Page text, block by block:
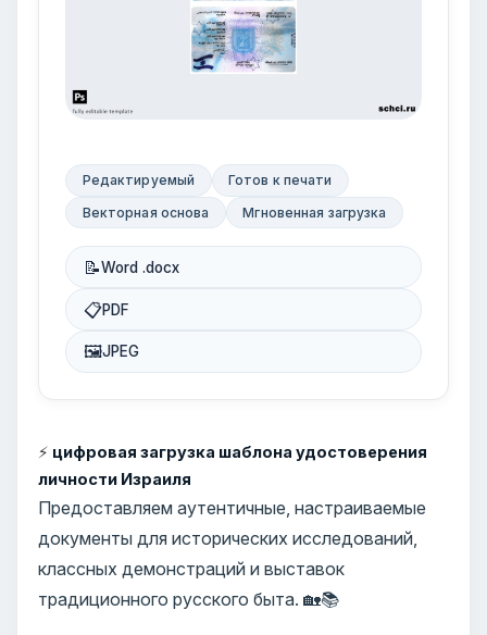
Редактируемый
Готов к печати
Векторная основа
Мгновенная загрузка
📝Word .docx
📋PDF
🖼JPEG
⚡ цифровая загрузка шаблона удостоверения
личности Израиля
Предоставляем аутентичные, настраиваемые
документы для исторических исследований,
классных демонстраций и выставок
традиционного русского быта. 🏡📚